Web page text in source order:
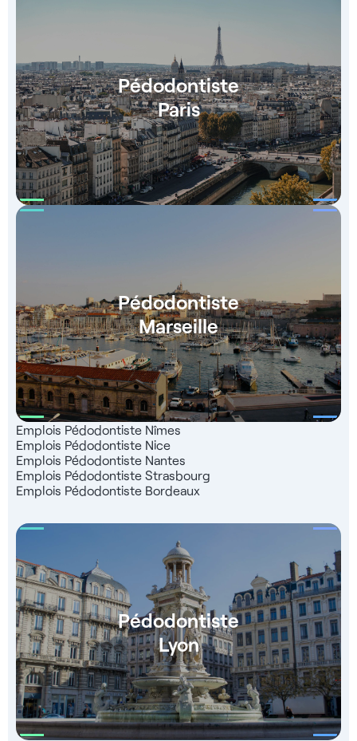
Pédodontiste
Paris
Pédodontiste
Marseille
Emplois Pédodontiste Nîmes
Emplois Pédodontiste Nice
Emplois Pédodontiste Nantes
Emplois Pédodontiste Strasbourg
Emplois Pédodontiste Bordeaux
Pédodontiste
Lyon